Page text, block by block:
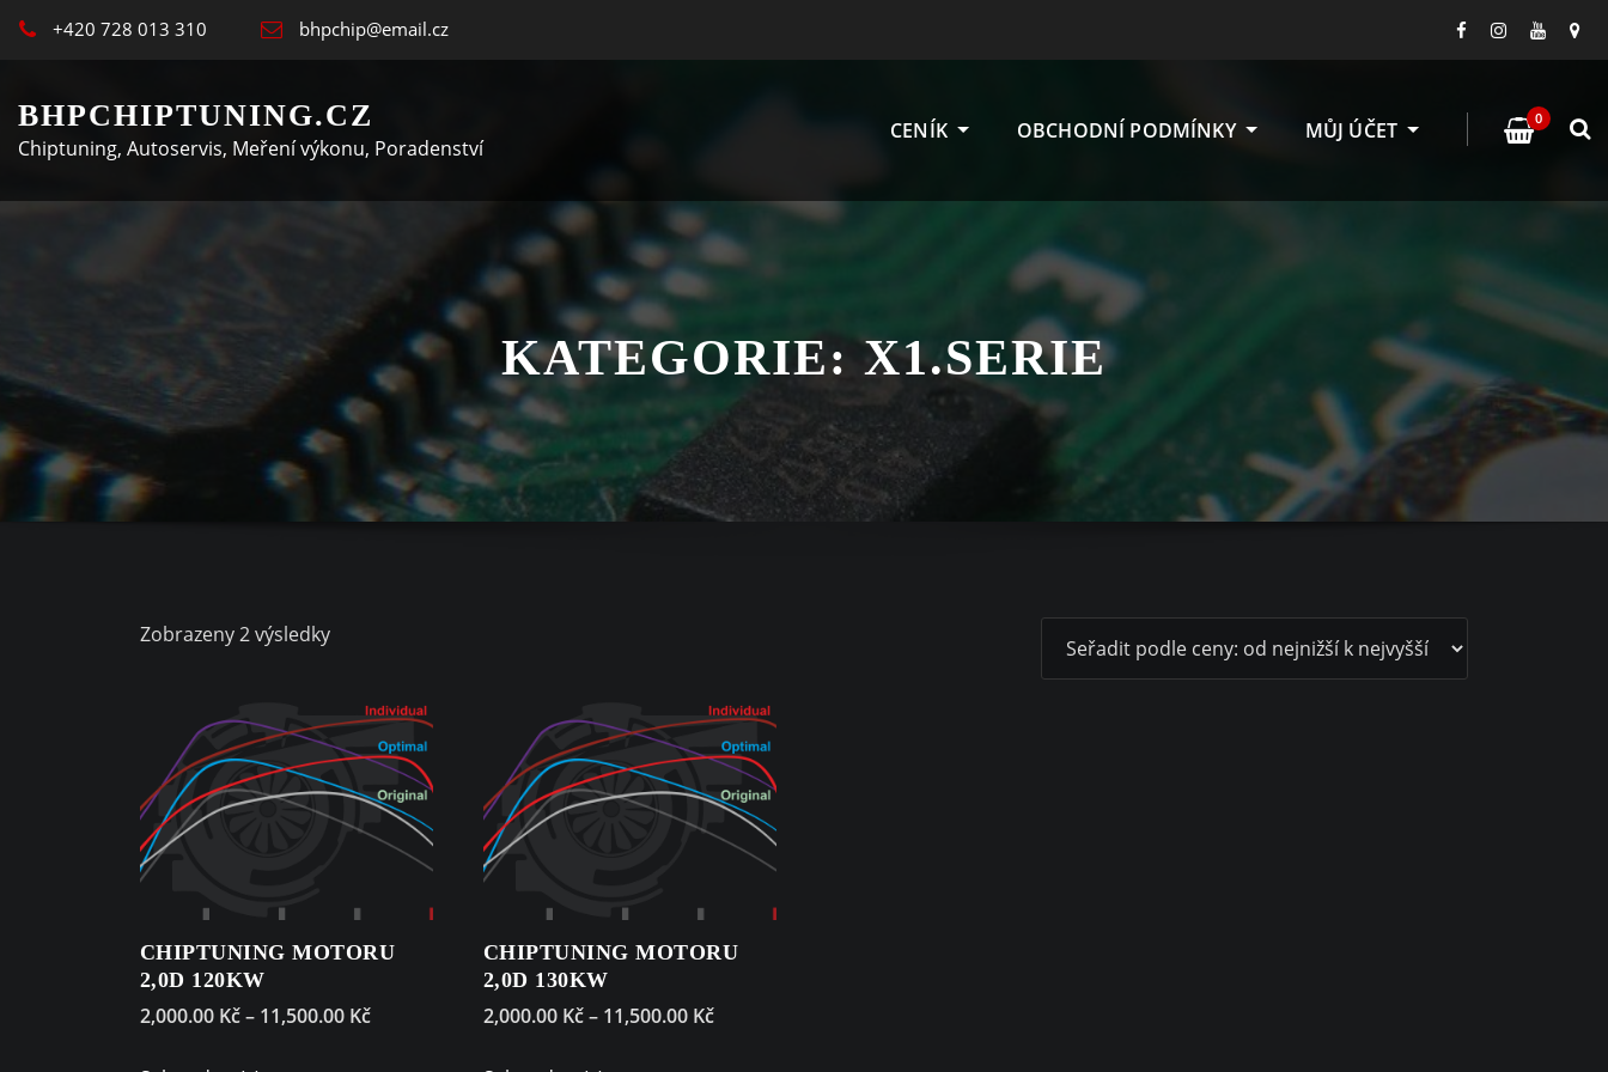
+420 728 013 310 bhpchip@email.cz
BHPCHIPTUNING.CZ
Chiptuning, Autoservis, Meření výkonu, Poradenství
CENÍK OBCHODNÍ PODMÍNKY MŮJ ÚČET 0
KATEGORIE:X1.SERIE
Zobrazeny 2 výsledkySorted
price:
low
to
high
CHIPTUNING MOTORU
2,0D 120KW
2,000.00 Kč– 11,500.00 Kč
CHIPTUNING MOTORU
2,0D 130KW
2,000.00 Kč– 11,500.00 Kč